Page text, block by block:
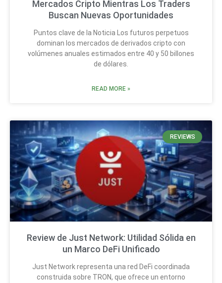
Mercados Cripto Mientras Los Traders
Buscan Nuevas Oportunidades
Puntos clave de la Noticia Los futuros perpetuos
dominan los mercados de derivados cripto con
volúmenes anuales estimados entre 40 y 50 billones
de dólares.
READ MORE »
REVIEWS
Review de Just Network: Utilidad Sólida en
un Marco DeFi Unificado
Just Network representa una red DeFi coordinada
construida sobre TRON, que ofrece un entorno